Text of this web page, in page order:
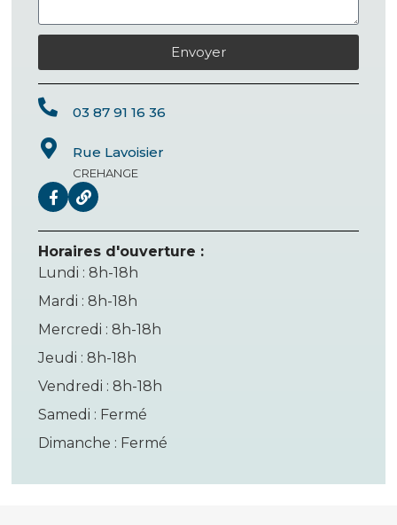
Envoyer
03 87 91 16 36
Rue Lavoisier
CREHANGE
Horaires d'ouverture :
Lundi : 8h-18h
Mardi : 8h-18h
Mercredi : 8h-18h
Jeudi : 8h-18h
Vendredi : 8h-18h
Samedi : Fermé
Dimanche : Fermé